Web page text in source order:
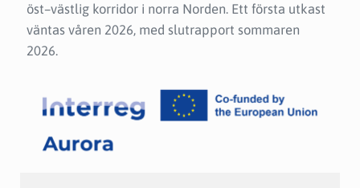
öst–västlig korridor i norra Norden. Ett första utkast
väntas våren 2026, med slutrapport sommaren
2026.